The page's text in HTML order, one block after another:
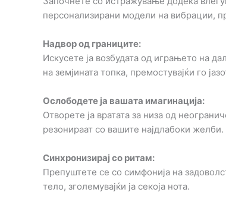
персонализирани модели на вибрации,
Надвор од границите:
Искусете ја возбудата од играњето на
на земјината топка, премостувајќи го
Ослободете ја вашата имагинација:
Отворете ја вратата за низа од
резонираат со вашите најдлабоки желби.
Синхронизирај со ритам:
Препуштете се со симфонија на
тело, зголемувајќи ја секоја нота.